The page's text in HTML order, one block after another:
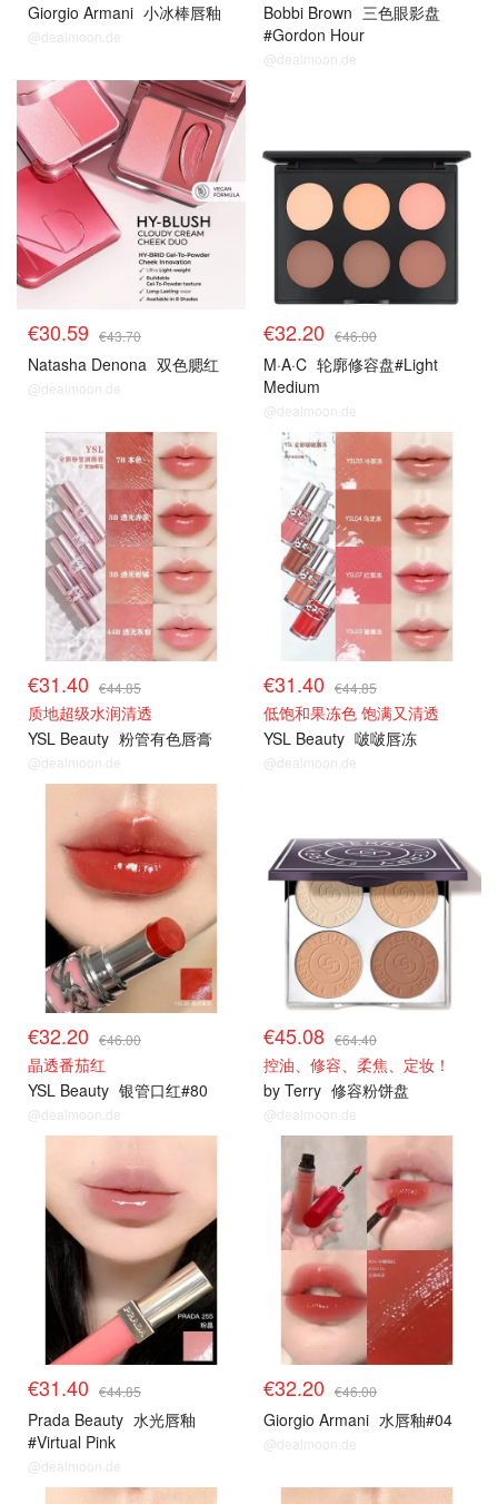
Giorgio Armani 小冰棒唇釉
@dealmoon.de
Bobbi Brown 三色眼影盘
#Gordon Hour
@dealmoon.de
€30.59 €43.70
Natasha Denona 双色腮红
@dealmoon.de
€32.20 €46.00
M·A·C 轮廓修容盘#Light
Medium
@dealmoon.de
€31.40 €44.85
质地超级水润清透
YSL Beauty 粉管有色唇膏
@dealmoon.de
€31.40 €44.85
低饱和果冻色 饱满又清透
YSL Beauty 啵啵唇冻
@dealmoon.de
€32.20 €46.00
晶透番茄红
YSL Beauty 银管口红#80
@dealmoon.de
€45.08 €64.40
控油、修容、柔焦、定妆！
by Terry 修容粉饼盘
@dealmoon.de
€31.40 €44.85
Prada Beauty 水光唇釉
#Virtual Pink
@dealmoon.de
€32.20 €46.00
Giorgio Armani 水唇釉#04
@dealmoon.de